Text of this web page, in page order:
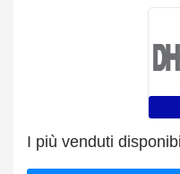
I più venduti